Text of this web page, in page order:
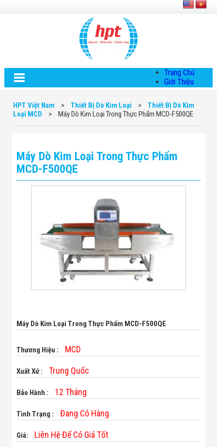
Trang Chủ
Giới Thiệu
Nam
Hội Đồng Quản
Trị
Mật Thông Tin
Thông Tin
Sản - Đông
Lạnh
Giải Pháp Thiết
Kiện Điện Tử
Giải Pháp Thiết
Giải Pháp Thiết
Lẻ - Retail
Giải Pháp Bãi
Minh
HPT Việt Nam > Thiết Bị Dò Kim Loại >
Thiết Bị Dò Kim
Loại MCD
> Máy Dò Kim Loại Trong Thực Phẩm MCD-F500QE
Máy Dò Kim Loại Trong Thực Phẩm
MCD-F500QE
Máy Dò Kim Loại Trong Thực Phẩm MCD-F500QE
Thương Hiệu : MCD
Xuất Xứ : Trung Quốc
Bảo Hành : 12 Tháng
Tình Trạng : Đang Có Hàng
Giá: Liên Hệ Để Có Giá Tốt